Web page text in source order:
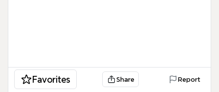
Favorites Share Report